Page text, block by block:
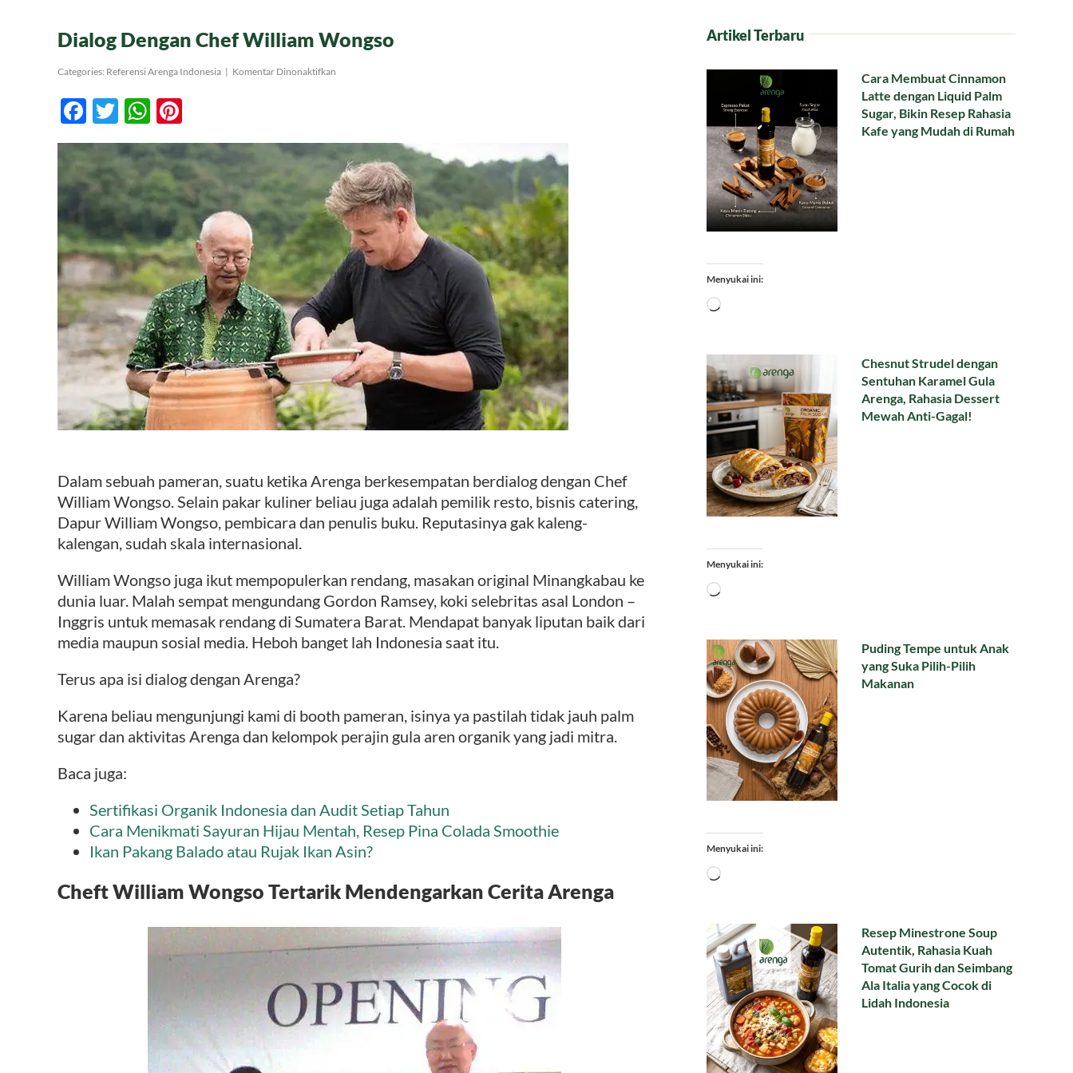
Dialog Dengan Chef William Wongso
Categories: Referensi Arenga Indonesia | Komentar Dinonaktifkan
Facebook
TwitterWhatsApp
Dalam sebuah pameran, suatu ketika Arenga berkesempatan berdialog dengan Chef
William Wongso. Selain pakar kuliner beliau juga adalah pemilik resto, bisnis catering,
Dapur William Wongso, pembicara dan penulis buku. Reputasinya gak kaleng-
kalengan, sudah skala internasional.
William Wongso juga ikut mempopulerkan rendang, masakan original Minangkabau ke
dunia luar. Malah sempat mengundang Gordon Ramsey, koki selebritas asal London –
Inggris untuk memasak rendang di Sumatera Barat. Mendapat banyak liputan baik dari
media maupun sosial media. Heboh banget lah Indonesia saat itu.
Terus apa isi dialog dengan Arenga?
Karena beliau mengunjungi kami di booth pameran, isinya ya pastilah tidak jauh palm
sugar dan aktivitas Arenga dan kelompok perajin gula aren organik yang jadi mitra.
Baca juga:
Sertifikasi Organik Indonesia dan Audit Setiap Tahun
Cara Menikmati Sayuran Hijau Mentah, Resep Pina Colada Smoothie
Ikan Pakang Balado atau Rujak Ikan Asin?
Cheft William Wongso Tertarik Mendengarkan Cerita Arenga
Artikel Terbaru
Cara Membuat Cinnamon
Latte dengan Liquid Palm
Sugar, Bikin Resep Rahasia
Kafe yang Mudah di Rumah
Menyukai ini:
Memuat...
Chesnut Strudel dengan
Sentuhan Karamel Gula
Arenga, Rahasia Dessert
Mewah Anti-Gagal!
Menyukai ini:
Memuat...
Puding Tempe untuk Anak
yang Suka Pilih-Pilih
Makanan
Menyukai ini:
Memuat...
Resep Minestrone Soup
Autentik, Rahasia Kuah
Tomat Gurih dan Seimbang
Ala Italia yang Cocok di
Lidah Indonesia